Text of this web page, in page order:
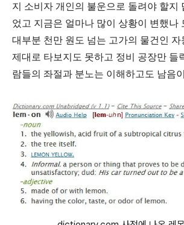
지 소비자 개인의 불운으로 돌려야 할지
었고 지금은 얼마나 많이 상황이 변했나
대부분 천만 원도 넘는 고가의 물건인 자
제대로 타보지도 못하고 정비 공장만 들
람들의 좌절과 분노는 이해하고도 남음